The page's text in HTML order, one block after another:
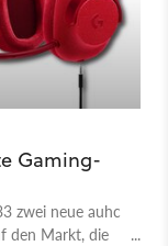
Gaming-
zwei neue auhc
den Markt, die